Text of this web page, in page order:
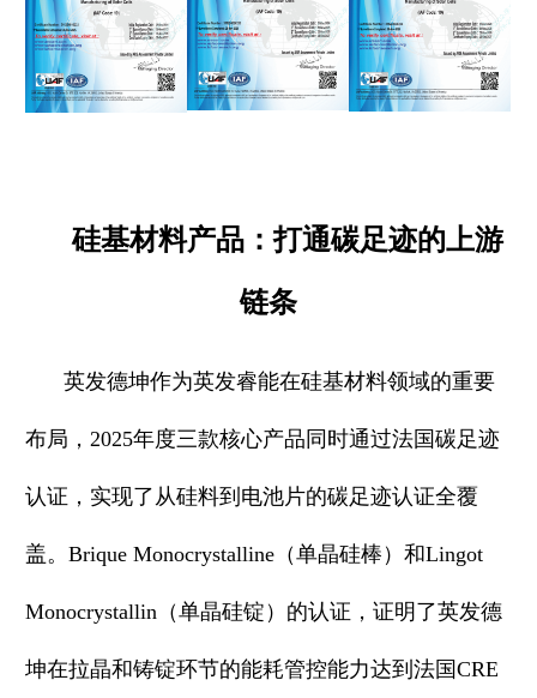
硅基材料产品：打通碳足迹的上游
链条
英发德坤作为英发睿能在硅基材料领域的重要
布局，2025年度三款核心产品同时通过法国碳足迹
认证，实现了从硅料到电池片的碳足迹认证全覆
盖。Brique Monocrystalline（单晶硅棒）和Lingot
Monocrystallin（单晶硅锭）的认证，证明了英发德
坤在拉晶和铸锭环节的能耗管控能力达到法国CRE